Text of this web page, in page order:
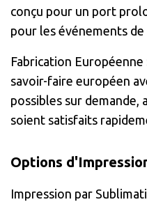
conçu pour un port
pour les événements
Fabrication
savoir-faire européen
possibles sur demande,
soient satisfaits
Options
Impression par